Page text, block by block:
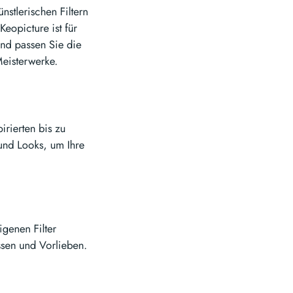
Filtern
ist für
passen Sie die
bis zu
Looks, um Ihre
Filter
und Vorlieben.